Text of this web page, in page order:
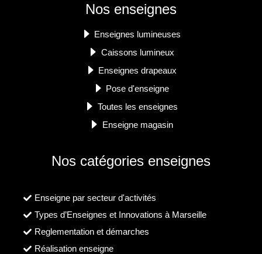
Nos enseignes
Enseignes lumineuses
Caissons lumineux
Enseignes drapeaux
Pose d'enseigne
Toutes les enseignes
Enseigne magasin
Nos catégories enseignes
Enseigne par secteur d'activités
Types d’Enseignes et Innovations à Marseille
Reglementation et démarches
Réalisation enseigne